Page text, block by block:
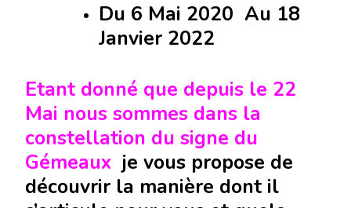
Du 6 Mai 2020 Au 18
Janvier 2022
Etant donné que depuis le 22
Mai nous sommes dans la
constellation du signe du
Gémeaux je vous propose de
découvrir la manière dont il